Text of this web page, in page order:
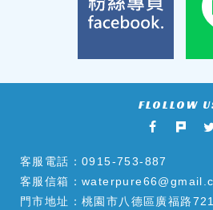
客服電話： 0915-753-887
客服信箱：
門市地址：桃園市八德區廣福路